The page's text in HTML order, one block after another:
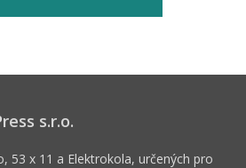
s.r.o.
53 x 11 a Elektrokola, určených pro